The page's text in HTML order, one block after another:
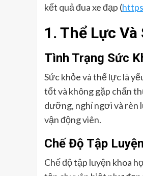
kết quả đua xe đạp (
1. Thể Lực Và
Tình Trạng Sức
Sức khỏe và thể lực là
tốt và không gặp chấn
dưỡng, nghỉ ngơi và rèn
vận động viên.
Chế Độ Tập Luyện
Chế độ tập luyện khoa